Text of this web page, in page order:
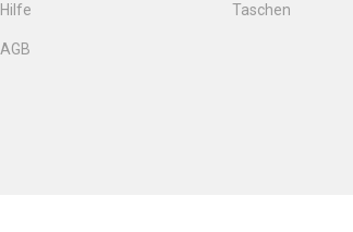
Hilfe
AGB
Taschen